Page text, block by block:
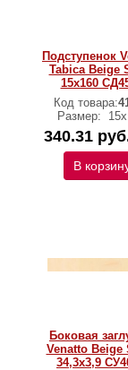
Подступенок
Tabica Beige
15х160
Код товара:
Размер:
340.31
В
Боковая
Venatto Beige
34,3х3,9